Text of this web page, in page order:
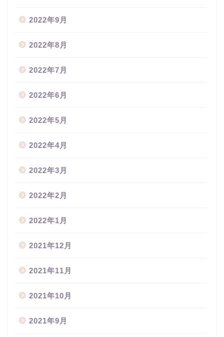
2022年9月
2022年8月
2022年7月
2022年6月
2022年5月
2022年4月
2022年3月
2022年2月
2022年1月
2021年12月
2021年11月
2021年10月
2021年9月